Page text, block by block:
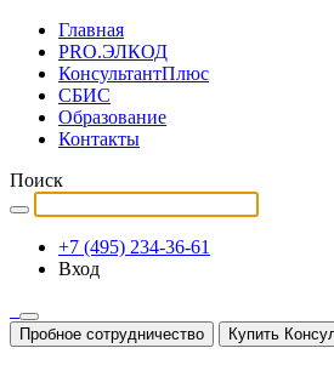
Главная
PRO.ЭЛКОД
КонсультантПлюс
СБИС
Образование
Контакты
Поиск
+7 (495) 234-36-61
Вход
Пробное сотрудничество Купить